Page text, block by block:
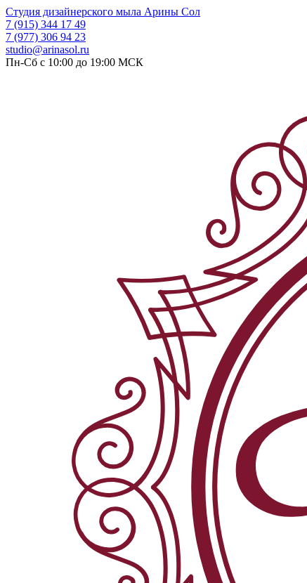
Студия дизайнерского мыла Арины Сол
7 (915) 344 17 49
7 (977) 306 94 23
studio@arinasol.ru
Пн-Сб с 10:00 до 19:00 МСК